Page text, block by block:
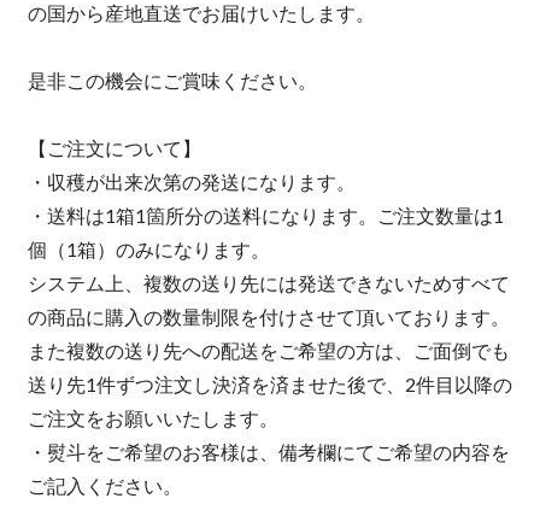
の国から産地直送でお届けいたします。
是非この機会にご賞味ください。
【ご注文について】
・収穫が出来次第の発送になります。
・送料は1箱1箇所分の送料になります。ご注文数量は1
個（1箱）のみになります。
システム上、複数の送り先には発送できないためすべて
の商品に購入の数量制限を付けさせて頂いております。
また複数の送り先への配送をご希望の方は、ご面倒でも
送り先1件ずつ注文し決済を済ませた後で、2件目以降の
ご注文をお願いいたします。
・熨斗をご希望のお客様は、備考欄にてご希望の内容を
ご記入ください。